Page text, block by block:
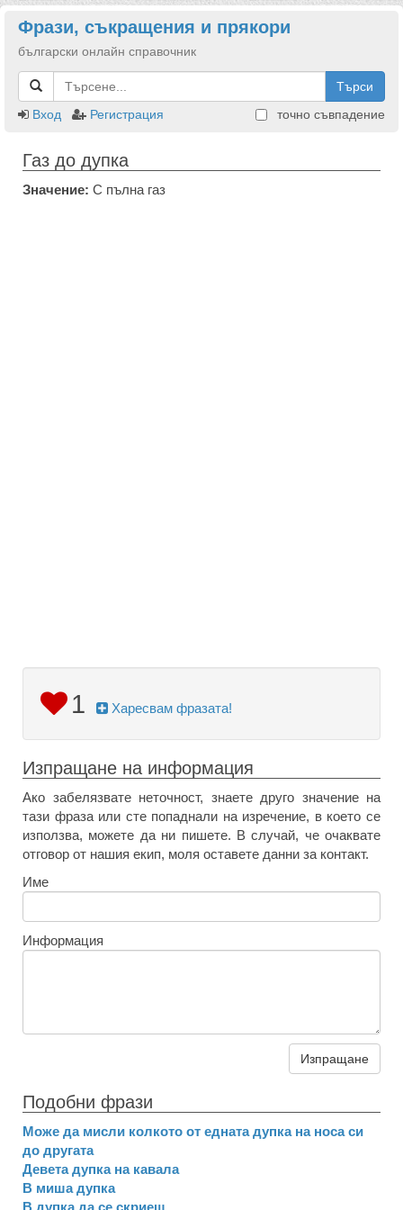
Фрази, съкращения и прякори
български онлайн справочник
Търси
Вход
Регистрация точно съвпадение
Газ до дупка
Значение: С пълна газ
1 Харесвам фразата!
Изпращане на информация
Ако забелязвате неточност, знаете друго значение на
тази фраза или сте попаднали на изречение, в което се
използва, можете да ни пишете. В случай, че очаквате
отговор от нашия екип, моля оставете данни за контакт.
Име
Информация
Изпращане
Подобни фрази
Може да мисли колкото от едната дупка на носа си
до другата
Девета дупка на кавала
В миша дупка
В дупка да се скриеш